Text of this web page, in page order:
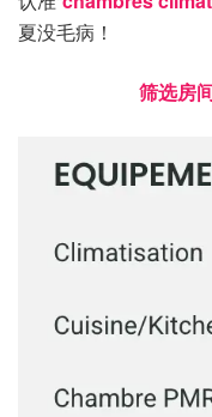
夏没毛病！
筛选房